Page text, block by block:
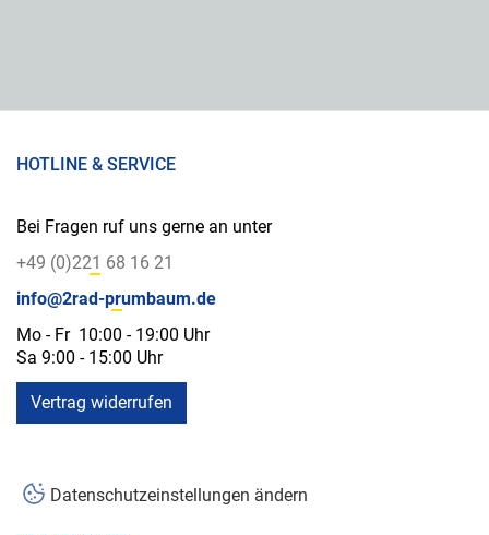
HOTLINE & SERVICE
Bei Fragen ruf uns gerne an unter
+49 (0)221 68 16 21
info@2rad-prumbaum.de
Mo - Fr 10:00 - 19:00 Uhr
Sa 9:00 - 15:00 Uhr
Vertrag widerrufen
Datenschutzeinstellungen ändern